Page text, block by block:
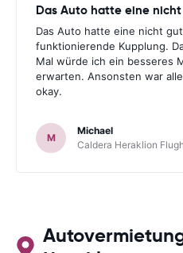
Das Auto hatte eine nicht
Das Auto hatte eine nicht gut
funktionierende Kupplung.
Mal würde ich ein besseres
erwarten. Ansonsten war
okay.
M
Michael
Caldera Heraklion